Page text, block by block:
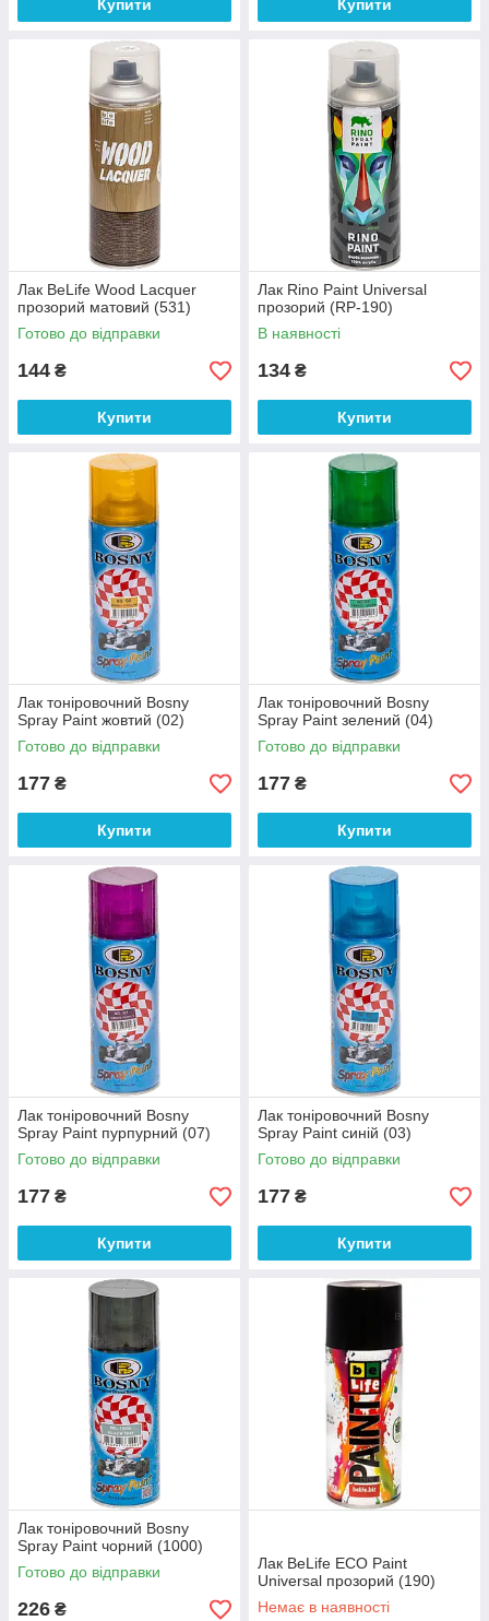
Купити Купити
Лак BeLife Wood Lacquer
прозорий матовий (531)
Готово до відправки
144 ₴
Купити
Лак Rino Paint Universal
прозорий (RP-190)
В наявності
134 ₴
Купити
Лак тоніровочний Bosny
Spray Paint жовтий (02)
Готово до відправки
177 ₴
Купити
Лак тоніровочний Bosny
Spray Paint зелений (04)
Готово до відправки
177 ₴
Купити
Лак тоніровочний Bosny
Spray Paint пурпурний (07)
Готово до відправки
177 ₴
Купити
Лак тоніровочний Bosny
Spray Paint синій (03)
Готово до відправки
177 ₴
Купити
Лак тоніровочний Bosny
Spray Paint чорний (1000)
Готово до відправки
226 ₴
Лак BeLife ECO Paint
Universal прозорий (190)
Немає в наявності